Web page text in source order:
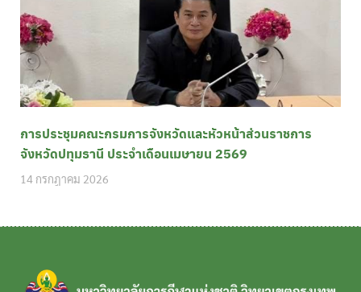
การประชุมคณะกรมการจังหวัดและหัวหน้าส่วนราชการ
จังหวัดปทุมธานี ประจำเดือนเมษายน 2569
14 กรกฎาคม 2026